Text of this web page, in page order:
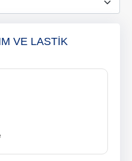
VE LASTİK